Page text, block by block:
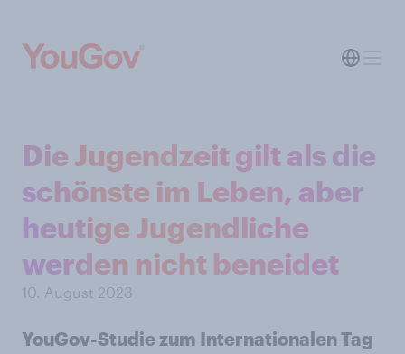
Die Jugendzeit gilt als die
schönste im Leben, aber
heutige Jugendliche
werden nicht beneidet
10. August 2023
YouGov-Studie zum Internationalen Tag